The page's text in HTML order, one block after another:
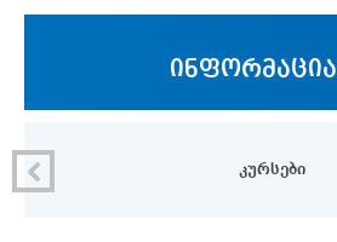
ინფორმაცია
კურსები